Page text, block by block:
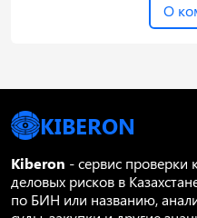
О
KIBERON
Kiberon - сервис проверки
деловых рисков в
по БИН или названию,